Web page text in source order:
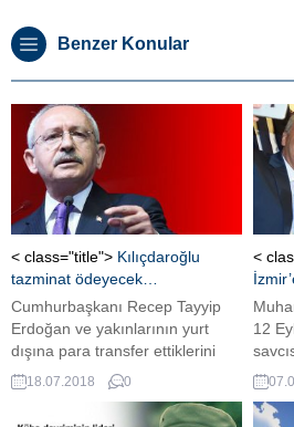
Benzer Konular
< class="title"> Kılıçdaroğlu
tazminat ödeyecek…
Cumhurbaşkanı Recep Tayyip
Erdoğan ve yakınlarının yurt
dışına para transfer ettiklerini
iddia eden CHP Genel Başkanı
Kemal Kılıçdaroğlu, 359 bin lira
manevi tazminat ödemeye
18.07.2018 0
<
12
tepki